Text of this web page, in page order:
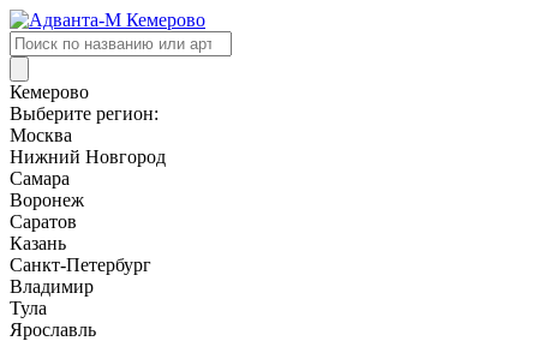
Поиск
товаров
Кемерово
Выберите регион:
Москва
Нижний Новгород
Самара
Воронеж
Саратов
Казань
Санкт-Петербург
Владимир
Тула
Ярославль